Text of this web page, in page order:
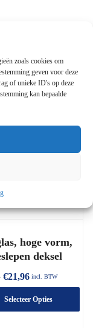
zoals cookies om
geven voor deze
of unieke ID's op deze
kan bepaalde
hoge vorm,
deksel
€21,96 incl. BTW
Selecteer Opties